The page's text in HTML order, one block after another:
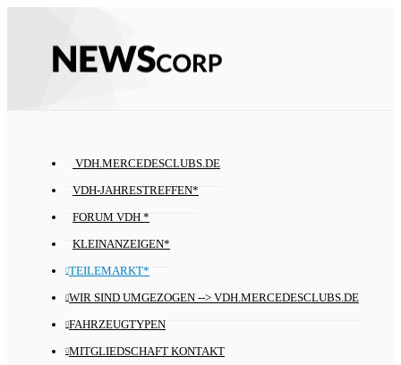
VDH.MERCEDESCLUBS.DE
VDH-JAHRESTREFFEN*
FORUM VDH *
KLEINANZEIGEN*
TEILEMARKT*
WIR SIND UMGEZOGEN --> VDH.MERCEDESCLUBS.DE
FAHRZEUGTYPEN
MITGLIEDSCHAFT KONTAKT